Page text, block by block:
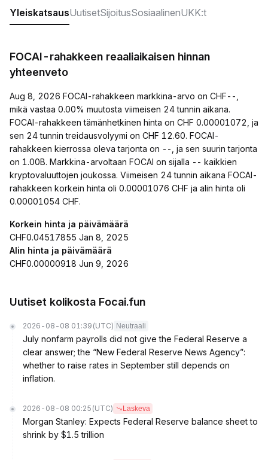
YleiskatsausUutisetSijoitusSosiaalinenUKK:t
FOCAI-rahakkeen reaaliaikaisen hinnan
yhteenveto
Aug 8, 2026 FOCAI-rahakkeen markkina-arvo on CHF--,
mikä vastaa 0.00% muutosta viimeisen 24 tunnin aikana.
FOCAI-rahakkeen tämänhetkinen hinta on CHF 0.00001072, ja
sen 24 tunnin treidausvolyymi on CHF 12.60. FOCAI-
rahakkeen kierrossa oleva tarjonta on --, ja sen suurin tarjonta
on 1.00B. Markkina-arvoltaan FOCAI on sijalla -- kaikkien
kryptovaluuttojen joukossa. Viimeisen 24 tunnin aikana FOCAI-
rahakkeen korkein hinta oli 0.00001076 CHF ja alin hinta oli
0.00001054 CHF.
Korkein hinta ja päivämäärä
CHF0.04517855 Jan 8, 2025
Alin hinta ja päivämäärä
CHF0.00000918 Jun 9, 2026
Uutiset kolikosta Focai.fun
2026-08-08 01:39 (UTC) Neutraali
July nonfarm payrolls did not give the Federal Reserve a
clear answer; the “New Federal Reserve News Agency”:
whether to raise rates in September still depends on
inflation.
2026-08-08 00:25 (UTC) Laskeva
Morgan Stanley: Expects Federal Reserve balance sheet to
shrink by $1.5 trillion